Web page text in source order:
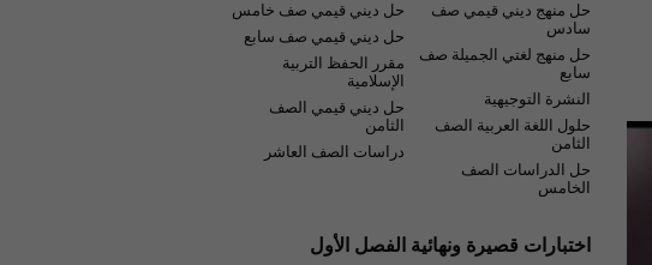
حل ديني قيمي صف خامس
حل منهج ديني قيمي صف
سادس
حل ديني قيمي صف سابع
حل منهج لغتي الجميلة صف
سابع
مقرر الحفظ التربية
الإسلامية
النشرة التوجيهية
حل ديني قيمي الصف
الثامن
حلول اللغة العربية الصف
الثامن
دراسات الصف العاشر
حل الدراسات الصف
الخامس
اختبارات قصيرة ونهائية الفصل الأول